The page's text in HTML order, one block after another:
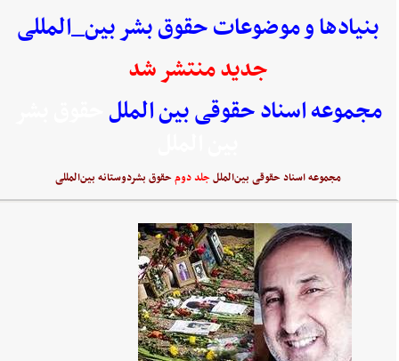
بنیادها و موضوعات حقوق بشر بین_المللی
جدید منتشر شد
مجموعه اسناد حقوقی بین الملل
مجموعه اسناد حقوقی بین‌المللجلد دومحقوق بشردوستانه بین‌المللی